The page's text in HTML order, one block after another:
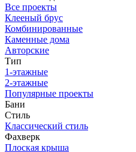
Все проекты
Клееный брус
Комбинированные
Каменные дома
Авторские
Тип
1-этажные
2-этажные
Популярные проекты
Бани
Стиль
Классический стиль
Фахверк
Плоская крыша